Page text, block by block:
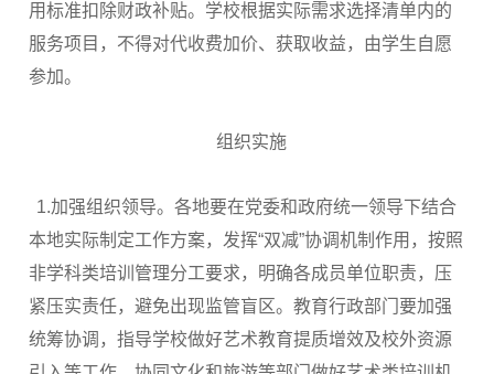
用标准扣除财政补贴。学校根据实际需求选择清单内的
服务项目，不得对代收费加价、获取收益，由学生自愿
参加。
组织实施
1.加强组织领导。各地要在党委和政府统一领导下结合
本地实际制定工作方案，发挥“双减”协调机制作用，按照
非学科类培训管理分工要求，明确各成员单位职责，压
紧压实责任，避免出现监管盲区。教育行政部门要加强
统筹协调，指导学校做好艺术教育提质增效及校外资源